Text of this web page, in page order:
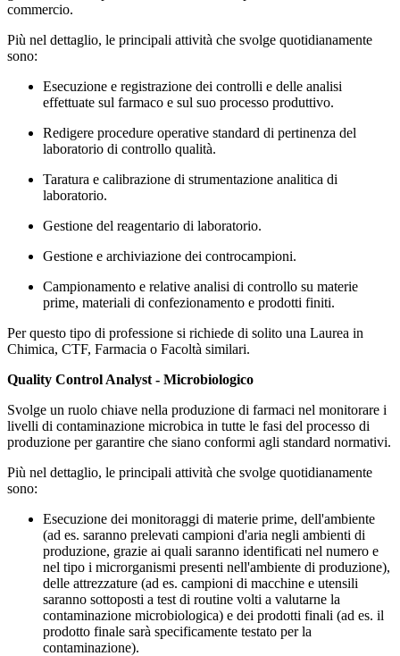
commercio.
Più nel dettaglio, le principali attività che svolge quotidianamente
sono:
Esecuzione e registrazione dei controlli e delle analisi
effettuate sul farmaco e sul suo processo produttivo.
Redigere procedure operative standard di pertinenza del
laboratorio di controllo qualità.
Taratura e calibrazione di strumentazione analitica di
laboratorio.
Gestione del reagentario di laboratorio.
Gestione e archiviazione dei controcampioni.
Campionamento e relative analisi di controllo su materie
prime, materiali di confezionamento e prodotti finiti.
Per questo tipo di professione si richiede di solito una Laurea in
Chimica, CTF, Farmacia o Facoltà similari.
Quality Control Analyst - Microbiologico
Svolge un ruolo chiave nella produzione di farmaci nel monitorare i
livelli di contaminazione microbica in tutte le fasi del processo di
produzione per garantire che siano conformi agli standard normativi.
Più nel dettaglio, le principali attività che svolge quotidianamente
sono:
Esecuzione dei monitoraggi di materie prime, dell'ambiente
(ad es. saranno prelevati campioni d'aria negli ambienti di
produzione, grazie ai quali saranno identificati nel numero e
nel tipo i microrganismi presenti nell'ambiente di produzione),
delle attrezzature (ad es. campioni di macchine e utensili
saranno sottoposti a test di routine volti a valutarne la
contaminazione microbiologica) e dei prodotti finali (ad es. il
prodotto finale sarà specificamente testato per la
contaminazione).